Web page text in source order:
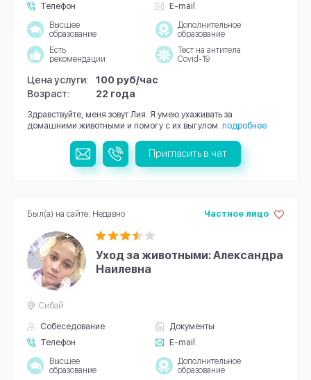
Телефон
E-mail
Высшее
образование
Дополнительное
образование
Есть
рекомендации
Тест на антитела
Covid-19
Цена услуги:
100 руб/час
Возраст:
22 года
Здравствуйте, меня зовут Лия. Я умею ухаживать за
домашними животными и помогу с их выгулом. подробнее
Пригласить в чат
Уход за животными: Александра
Наилевна
Собеседование
Документы
Телефон
E-mail
Частное лицо
Сибай
Высшее
образование
Дополнительное
образование
Был(а) на сайте: Недавно